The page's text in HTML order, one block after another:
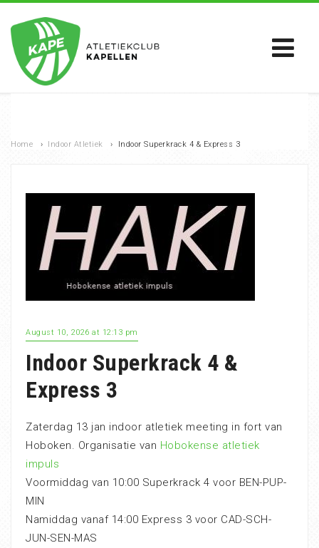
Home › Indoor Atletiek › Indoor Superkrack 4 & Express 3
August 10, 2026 at 12:13 pm
Indoor Superkrack 4 &
Express 3
Zaterdag 13 jan indoor atletiek meeting in fort van
Hoboken. Organisatie van Hobokense atletiek
impuls
Voormiddag van 10:00 Superkrack 4 voor BEN-PUP-
MIN
Namiddag vanaf 14:00 Express 3 voor CAD-SCH-
JUN-SEN-MAS